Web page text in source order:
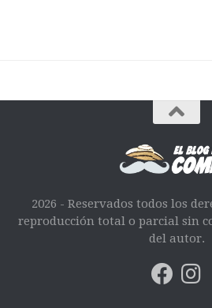
2026 - Reservados todos los
reproducción total o parcial sin
del autor.